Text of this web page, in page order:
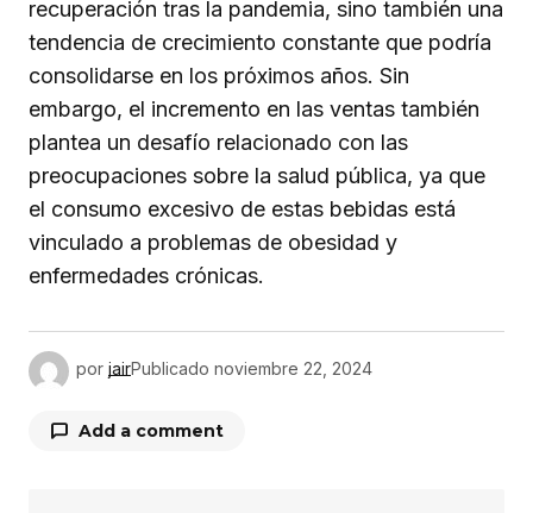
recuperación tras la pandemia, sino también una
tendencia de crecimiento constante que podría
consolidarse en los próximos años. Sin
embargo, el incremento en las ventas también
plantea un desafío relacionado con las
preocupaciones sobre la salud pública, ya que
el consumo excesivo de estas bebidas está
vinculado a problemas de obesidad y
enfermedades crónicas.
por jairPublicado noviembre 22, 2024
Add a comment